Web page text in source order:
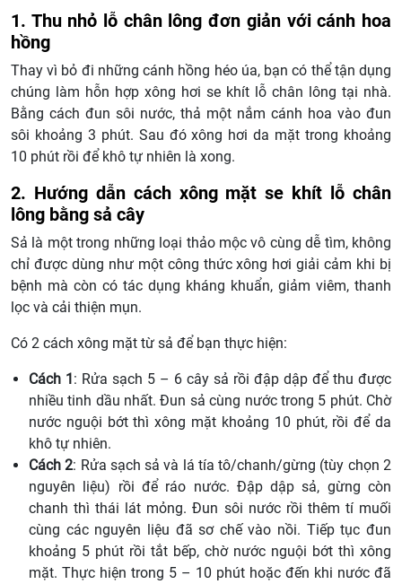
1. Thu nhỏ lỗ chân lông đơn giản với cánh hoa
hồng
Thay vì bỏ đi những cánh hồng héo úa, bạn có thể tận dụng
chúng làm hỗn hợp xông hơi se khít lỗ chân lông tại nhà.
Bằng cách đun sôi nước, thả một nắm cánh hoa vào đun
sôi khoảng 3 phút. Sau đó xông hơi da mặt trong khoảng
10 phút rồi để khô tự nhiên là xong.
2. Hướng dẫn cách xông mặt se khít lỗ chân
lông bằng sả cây
Sả là một trong những loại thảo mộc vô cùng dễ tìm, không
chỉ được dùng như một công thức xông hơi giải cảm khi bị
bệnh mà còn có tác dụng kháng khuẩn, giảm viêm, thanh
lọc và cải thiện mụn.
Có 2 cách xông mặt từ sả để bạn thực hiện:
Cách 1: Rửa sạch 5 – 6 cây sả rồi đập dập để thu được
nhiều tinh dầu nhất. Đun sả cùng nước trong 5 phút. Chờ
nước nguội bớt thì xông mặt khoảng 10 phút, rồi để da
khô tự nhiên.
Cách 2: Rửa sạch sả và lá tía tô/chanh/gừng (tùy chọn 2
nguyên liệu) rồi để ráo nước. Đập dập sả, gừng còn
chanh thì thái lát mỏng. Đun sôi nước rồi thêm tí muối
cùng các nguyên liệu đã sơ chế vào nồi. Tiếp tục đun
khoảng 5 phút rồi tắt bếp, chờ nước nguội bớt thì xông
mặt. Thực hiện trong 5 – 10 phút hoặc đến khi nước đã